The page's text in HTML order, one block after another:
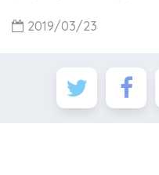
2019/03/23